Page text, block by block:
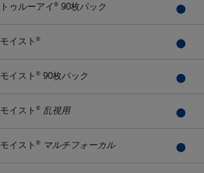
トゥルーアイ ® 90枚パック
モイスト ®
モイスト ® 90枚パック
モイスト ® 乱視用
モイスト ® マルチフォーカル